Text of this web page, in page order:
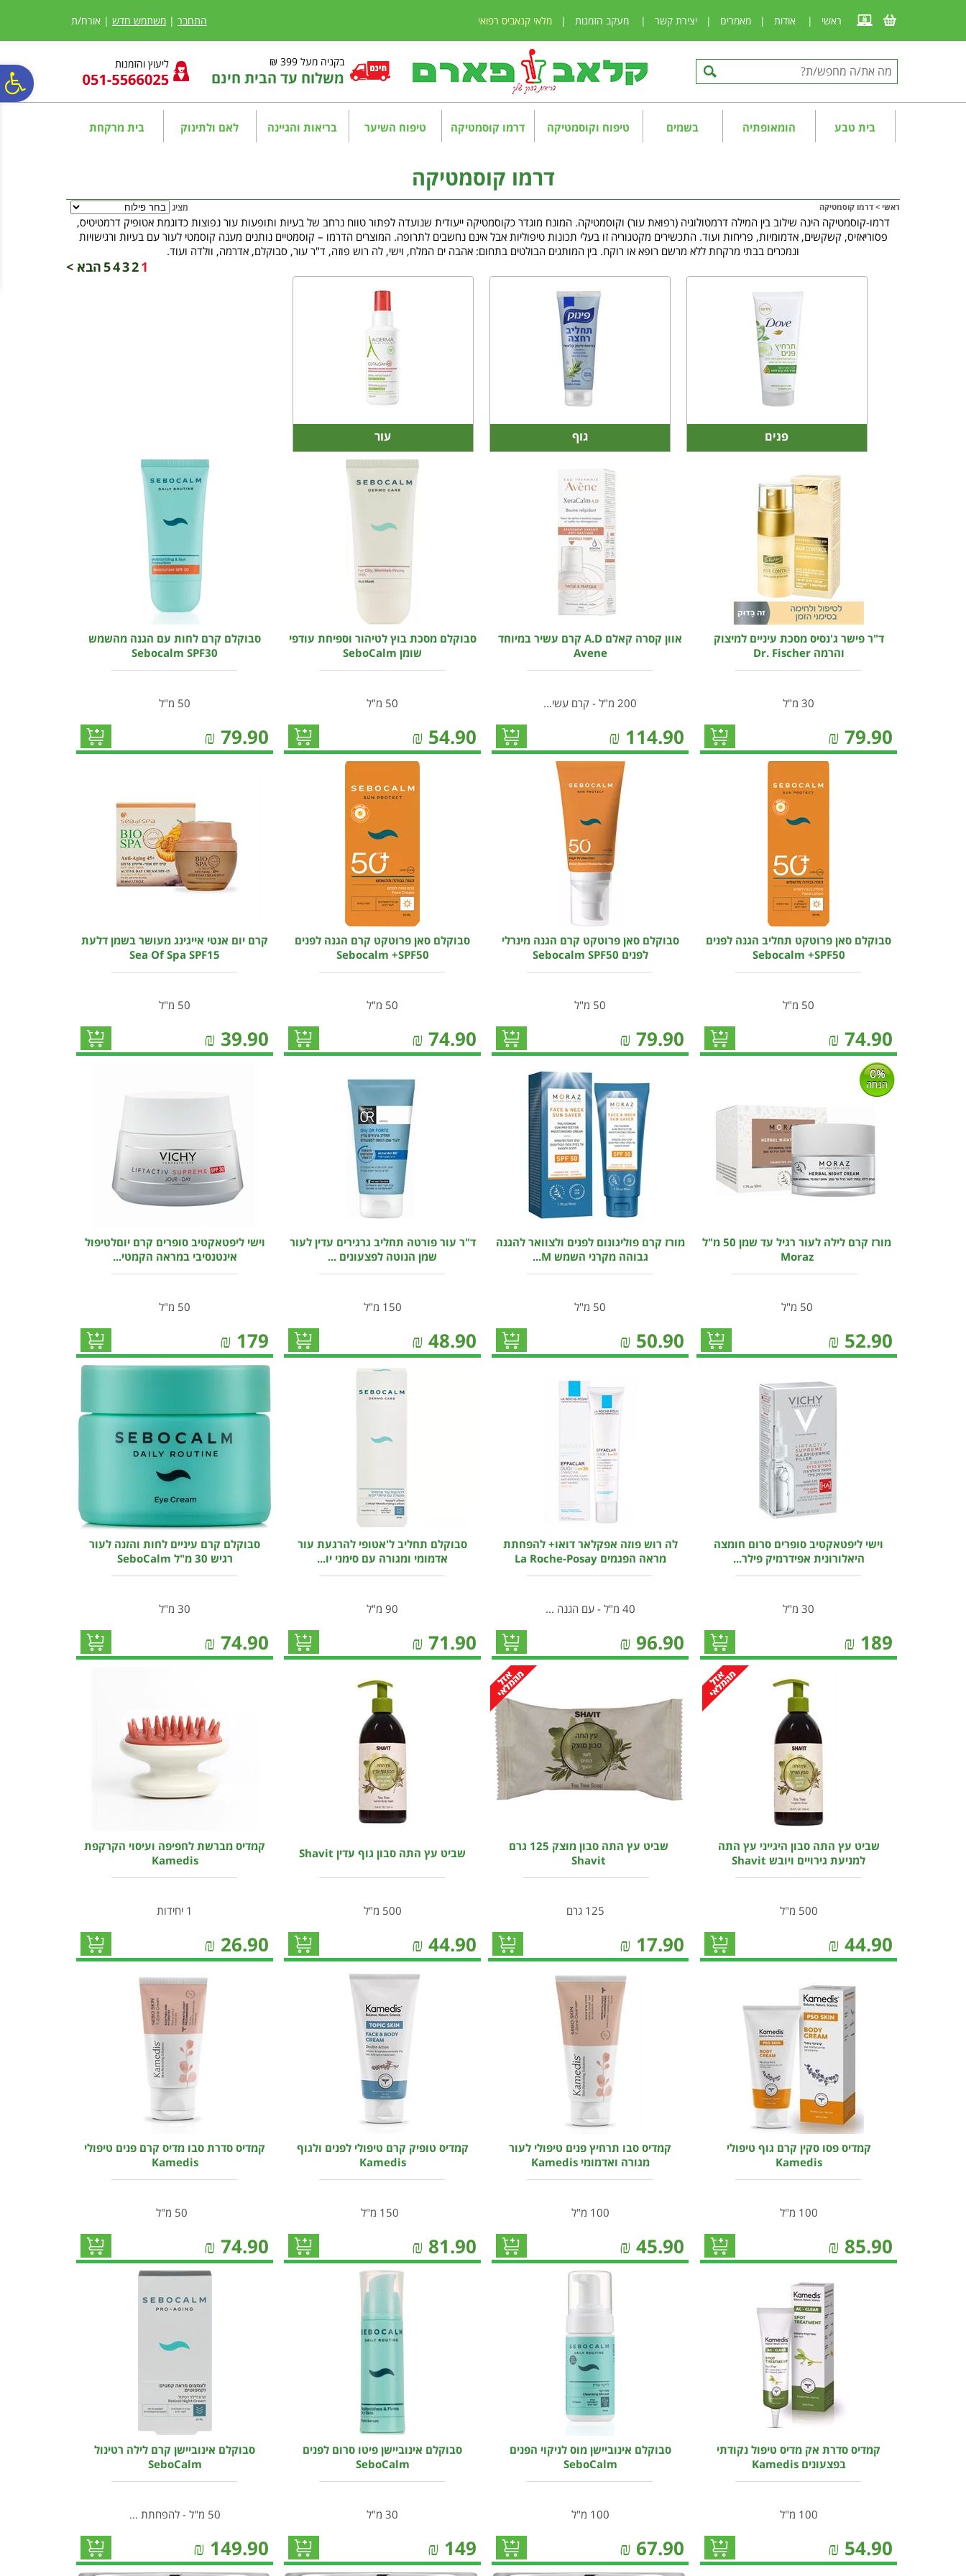
נגישות
אתר
המרכזי
ראשי | אודות | מאמרים | יצירת קשר | מעקב הזמנות | מלאי קנאביס רפואי התחבר | משתמש חדש | אורח/ת
בקניה מעל 399 ₪
משלוח עד הבית חינם
ליעוץ והזמנות
בית טבע הומאופתיה בשמים טיפוח וקוסמטיקה דרמו קוסמטיקה טיפוח השיער בריאות והגיינה לאם ולתינוק בית מרקחת
דרמו קוסמטיקה
ראשי > דרמו קוסמטיקה מציג
דרמו-קוסמטיקה הינה שילוב בין המילה דרמטולוגיה (רפואת עור) וקוסמטיקה. המונח מוגדר כקוסמטיקה ייעודית שנועדה לפתור טווח נרחב של בעיות ותופעות עור נפוצות כדוגמת אטופיק דרמטיטיס,
פסוריאזיס, קשקשים, אדמומיות, פריחות ועוד. התכשירים מקטגוריה זו בעלי תכונות טיפוליות אבל אינם נחשבים לתרופה. המוצרים הדרמו – קוסמטיים נותנים מענה קוסמטי לעור עם בעיות ורגישויות
ונמכרים בבתי מרקחת ללא מרשם רופא או רוקח. בין המותגים הבולטים בתחום: אהבה ים המלח, וישי, לה רוש פוזה, ד"ר עור, סבוקלם, אדרמה, וולדה ועוד.
1
2
3
4
5הבא >
פנים גוף עור
ד"ר פישר ג'נסיס מסכת עיניים למיצוק
והרמה Dr. Fischer
30 מ"ל
79.90
₪
אוון קסרה קאלם A.D קרם עשיר במיוחד
Avene
200 מ"ל - קרם עשי...
114.90
₪
סבוקלם מסכת בוץ לטיהור וספיחת עודפי
שומן SeboCalm
50 מ"ל
54.90
₪
סבוקלם קרם לחות עם הגנה מהשמש
Sebocalm SPF30
50 מ"ל
79.90
₪
סבוקלם סאן פרוטקט תחליב הגנה לפנים
Sebocalm +SPF50
50 מ"ל
74.90
₪
סבוקלם סאן פרוטקט קרם הגנה מינרלי
לפנים Sebocalm SPF50
50 מ"ל
79.90
₪
סבוקלם סאן פרוטקט קרם הגנה לפנים
Sebocalm +SPF50
50 מ"ל
74.90
₪
קרם יום אנטי אייגינג מעושר בשמן דלעת
Sea Of Spa SPF15
50 מ"ל
39.90
₪
0%
הנחה
מורז קרם לילה לעור רגיל עד שמן 50 מ"ל
Moraz
50 מ"ל
52.90
₪
מורז קרם פוליגונום לפנים ולצוואר להגנה
גבוהה מקרני השמש M...
50 מ"ל
50.90
₪
ד"ר עור פורטה תחליב גרגירים עדין לעור
שמן הנוטה לפצעונים ...
150 מ"ל
48.90
₪
וישי ליפטאקטיב סופרים קרם יוםלטיפול
אינטנסיבי במראה הקמטי...
50 מ"ל
179
₪
וישי ליפטאקטיב סופרים סרום חומצה
היאלורונית אפידרמיק פילר...
30 מ"ל
189
₪
לה רוש פוזה אפקלאר דואו+ להפחתת
מראה הפגמים La Roche-Posay
40 מ"ל - עם הגנה ...
96.90
₪
סבוקלם תחליב ל'אטופי להרגעת עור
אדמומי ומגורה עם סימני יו...
90 מ"ל
71.90
₪
סבוקלם קרם עיניים לחות והזנה לעור
רגיש 30 מ"ל SeboCalm
30 מ"ל
74.90
₪
שביט עץ התה סבון היגייני עץ התה
למניעת גירויים ויובש Shavit
500 מ"ל
44.90
₪
שביט עץ התה סבון מוצק 125 גרם
Shavit
17.90
₪
שביט עץ התה סבון גוף עדין Shavit
500 מ"ל
44.90
₪
קמדיס מברשת לחפיפה ועיסוי הקרקפת
Kamedis
1 יחידות
26.90
₪
קמדיס פסו סקין קרם גוף טיפולי
Kamedis
100 מ"ל
85.90
₪
קמדיס סבו תרחיץ פנים טיפולי לעור
מגורה ואדמומי Kamedis
100 מ"ל
45.90
₪
קמדיס טופיק קרם טיפולי לפנים ולגוף
Kamedis
81.90
₪
קמדיס סדרת סבו מדיס קרם פנים טיפולי
Kamedis
74.90
₪
קמדיס סדרת אק מדיס טיפול נקודתי
בפצעונים Kamedis
100 מ"ל
54.90
₪
סבוקלם אינוביישן מוס לניקוי הפנים
SeboCalm
100 מ"ל
67.90
₪
סבוקלם אינוביישן פיטו סרום לפנים
SeboCalm
30 מ"ל
149
₪
סבוקלם אינוביישן קרם לילה רטינול
SeboCalm
50 מ"ל - להפחתת ...
149.90
₪